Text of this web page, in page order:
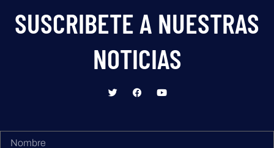
SUSCRIBETE A NUESTRAS
NOTICIAS